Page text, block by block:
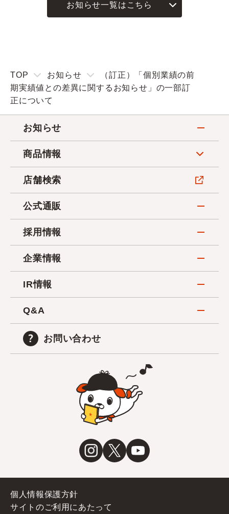
お知らせ一覧はこちら
TOP お知らせ
（訂正）「個別業績の前
期実績値との差異に関するお知らせ」の一部訂
正について
お知らせ
商品情報
店舗検索
公式通販
採用情報
企業情報
IR情報
Q&A
お問い合わせ
個人情報保護方針
サイトのご利用にあたって